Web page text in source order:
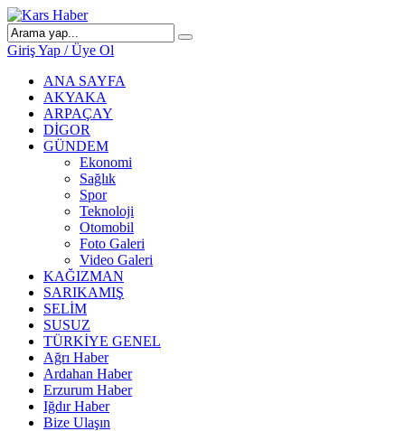
Giriş Yap / Üye Ol
ANA SAYFA
AKYAKA
ARPAÇAY
DİGOR
GÜNDEM
Ekonomi
Sağlık
Spor
Teknoloji
Otomobil
Foto Galeri
Video Galeri
KAĞIZMAN
SARIKAMIŞ
SELİM
SUSUZ
TÜRKİYE GENEL
Ağrı Haber
Ardahan Haber
Erzurum Haber
Iğdır Haber
Bize Ulaşın